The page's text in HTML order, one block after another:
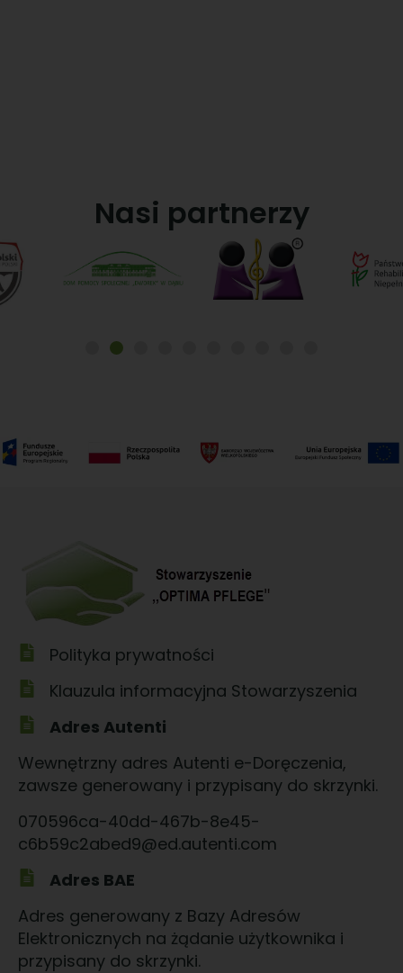
Nasi partnerzy
Polityka prywatności
Klauzula informacyjna Stowarzyszenia
Adres Autenti
Wewnętrzny adres Autenti e-Doręczenia,
zawsze generowany i przypisany do skrzynki.
070596ca-40dd-467b-8e45-
c6b59c2abed9@ed.autenti.com
Adres BAE
Adres generowany z Bazy Adresów
Elektronicznych na żądanie użytkownika i
przypisany do skrzynki.